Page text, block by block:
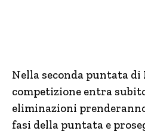
Nella seconda puntata di
competizione entra
eliminazioni
fasi della puntata e